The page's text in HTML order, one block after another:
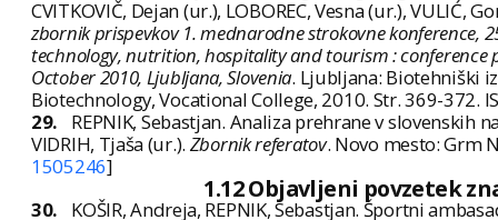
CVITKOVIČ, Dejan (ur.), LOBOREC, Vesna (ur.), VULIĆ,
zbornik prispevkov 1. mednarodne strokovne konference,
technology, nutrition, hospitality and tourism : conference
October 2010, Ljubljana, Slovenia. Ljubljana: Biotehniški
Biotechnology, Vocational College, 2010. Str. 369-372.
29.
REPNIK, Sebastjan. Analiza prehrane v slovenskih
VIDRIH, Tjaša (ur.). Zbornik referatov. Novo mesto: Grm
1505246]
1.12 Objavljeni povzetek
30.
KOŠIR, Andreja, REPNIK, Sebastjan. Športni